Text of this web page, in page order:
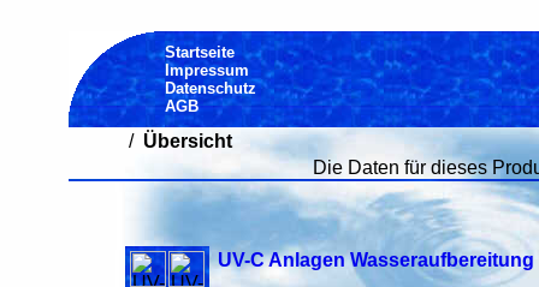
Startseite
Impressum
Datenschutz
AGB
/ Übersicht
Die Daten für dieses
UV-C Anlagen